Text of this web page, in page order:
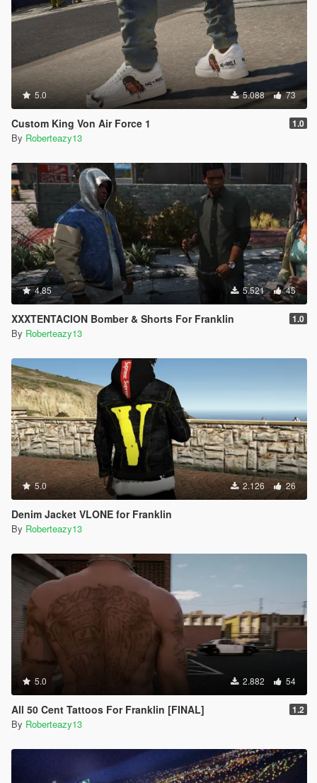
5.0 5.088 73
Custom King Von Air Force 1 1.0
By Roberteazy13
4.85 5.521 45
XXXTENTACION Bomber & Shorts For Franklin 1.0
By Roberteazy13
5.0 2.126 26
Denim Jacket VLONE for Franklin
By Roberteazy13
5.0 2.882 54
All 50 Cent Tattoos For Franklin [FINAL] 1.2
By Roberteazy13